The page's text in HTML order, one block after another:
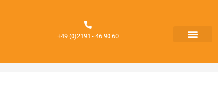
+49 (0)2191 - 46 90 60